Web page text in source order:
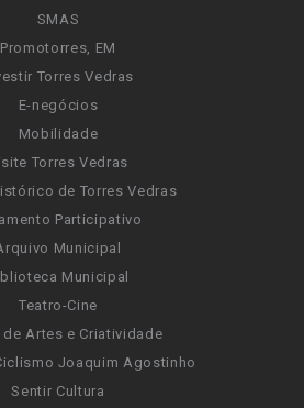
SMAS
Promotorres, EM
Torres Vedras
E-negócios
Mobilidade
Torres Vedras
de Torres Vedras
Participativo
Municipal
Municipal
Teatro-Cine
de Artes e Criatividade
Joaquim Agostinho
Sentir Cultura